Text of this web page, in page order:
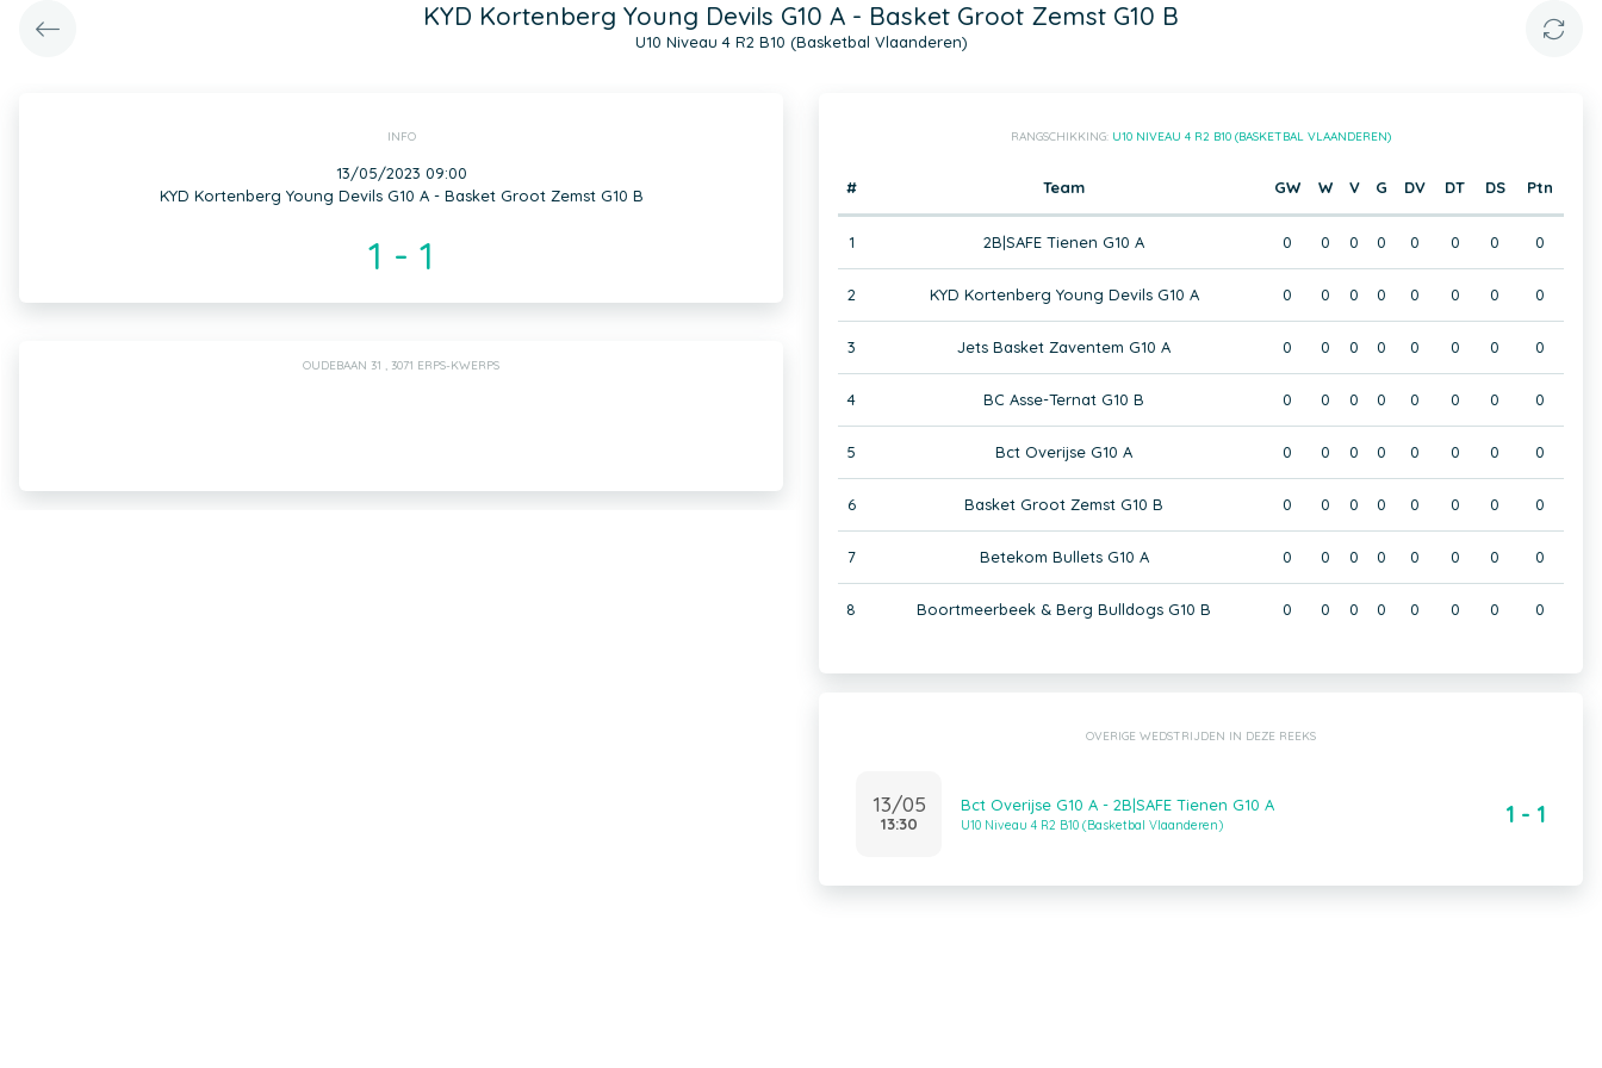
KYD Kortenberg Young Devils G10 A - Basket Groot Zemst G10 B
U10 Niveau 4 R2 B10 (Basketbal Vlaanderen)
INFO
13/05/2023 09:00
KYD Kortenberg Young Devils G10 A - Basket Groot Zemst G10 B
1 - 1
OUDEBAAN 31 , 3071 ERPS-KWERPS
RANGSCHIKKING: U10 NIVEAU 4 R2 B10 (BASKETBAL VLAANDEREN)
# Team GW W V G DV DT DS Ptn
1 2B|SAFE Tienen G10 A 0 0 0 0 0 0 0 0
2 KYD Kortenberg Young Devils G10 A 0 0 0 0 0 0 0 0
3 Jets Basket Zaventem G10 A 0 0 0 0 0 0 0 0
4 BC Asse-Ternat G10 B 0 0 0 0 0 0 0 0
5 Bct Overijse G10 A 0 0 0 0 0 0 0 0
6 Basket Groot Zemst G10 B 0 0 0 0 0 0 0 0
7 Betekom Bullets G10 A 0 0 0 0 0 0 0 0
8 Boortmeerbeek & Berg Bulldogs G10 B 0 0 0 0 0 0 0 0
OVERIGE WEDSTRIJDEN IN DEZE REEKS
13/05
13:30
Bct Overijse G10 A - 2B|SAFE Tienen G10 A
U10 Niveau 4 R2 B10 (Basketbal Vlaanderen) 1 - 1